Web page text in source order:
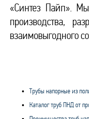
«Синтез Пайп».
производства,
взаимовыгодного
Трубы напорные из
Каталог труб ПНД от